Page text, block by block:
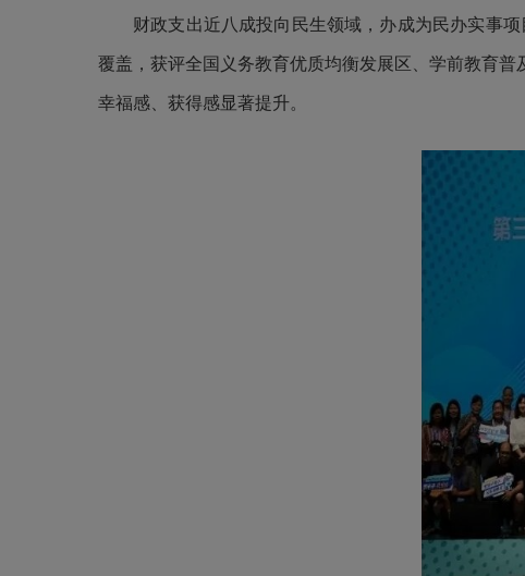
财政支出近八成投向民生领域，办成为民办实事
覆盖，获评全国义务教育优质均衡发展区、学前教育
幸福感、获得感显著提升。